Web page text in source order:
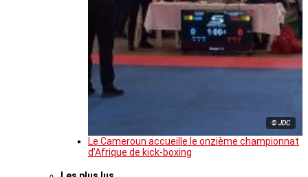
© JDC
Le Cameroun accueille le onzième championnat
d’Afrique de kick-boxing